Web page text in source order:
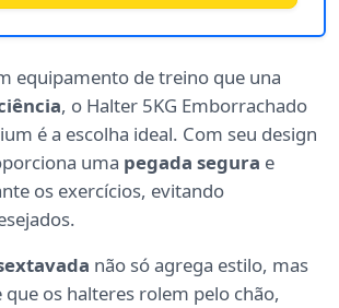
equipamento de treino que una
, o Halter 5KG Emborrachado
é a escolha ideal. Com seu design
uma pegada segura e
os exercícios, evitando
não só agrega estilo, mas
os halteres rolem pelo chão,